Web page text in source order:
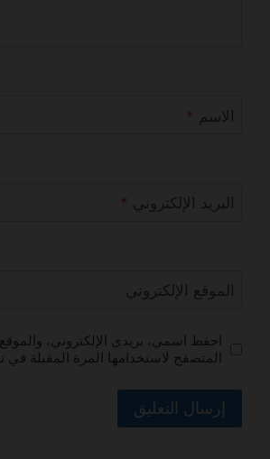
الاسم *
البريد الإلكتروني *
الموقع الإلكتروني
احفظ اسمي، بريدي الإلكتروني،
المتصفح لاستخدامها المرة المقبلة في